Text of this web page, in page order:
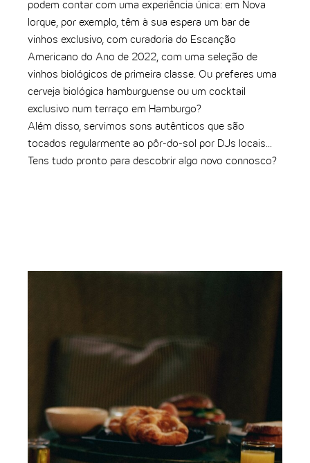
podem contar com uma experiência única: em Nova
Iorque, por exemplo, têm à sua espera um bar de
vinhos exclusivo, com curadoria do Escanção
Americano do Ano de 2022, com uma seleção de
vinhos biológicos de primeira classe. Ou preferes uma
cerveja biológica hamburguense ou um cocktail
exclusivo num terraço em Hamburgo?
Além disso, servimos sons autênticos que são
tocados regularmente ao pôr-do-sol por DJs locais...
Tens tudo pronto para descobrir algo novo connosco?